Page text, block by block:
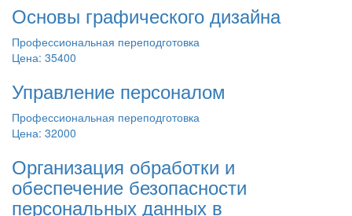
Основы графического дизайна
Профессиональная переподготовка
Цена: 35400
Управление персоналом
Профессиональная переподготовка
Цена: 32000
Организация обработки и
обеспечение безопасности
персональных данных в